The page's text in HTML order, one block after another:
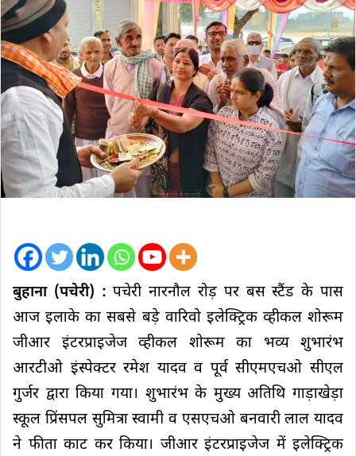
बुहाना (पचेरी) : पचेरी नारनौल रोड़ पर बस स्टैंड के पास
आज इलाके का सबसे बड़े वारिवो इलेक्ट्रिक व्हीकल शोरूम
जीआर इंटरप्राइजेज व्हीकल शोरूम का भव्य शुभारंभ
आरटीओ इंस्पेक्टर रमेश यादव व पूर्व सीएमएचओ सीएल
गुर्जर द्वारा किया गया। शुभारंभ के मुख्य अतिथि गाड़ाखेड़ा
स्कूल प्रिंसपल सुमित्रा स्वामी व एसएचओ बनवारी लाल यादव
ने फीता काट कर किया। जीआर इंटरप्राइजेज में इलेक्ट्रिक